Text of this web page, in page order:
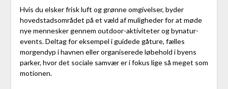
Hvis du elsker frisk luft og grønne omgivelser, byder
hovedstadsområdet på et væld af muligheder for at møde
nye mennesker gennem outdoor-aktiviteter og bynatur-
events. Deltag for eksempel i guidede gåture, fælles
morgendyp i havnen eller organiserede løbehold i byens
parker, hvor det sociale samvær er i fokus lige så meget som
motionen.